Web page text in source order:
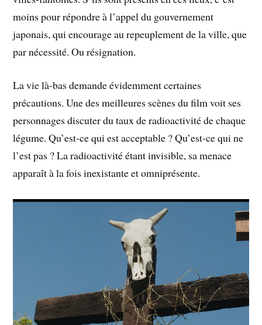
moins pour répondre à l’appel du gouvernement
japonais, qui encourage au repeuplement de la ville, que
par nécessité. Ou résignation.
La vie là-bas demande évidemment certaines
précautions. Une des meilleures scènes du film voit ses
personnages discuter du taux de radioactivité de chaque
légume. Qu’est-ce qui est acceptable ? Qu’est-ce qui ne
l’est pas ? La radioactivité étant invisible, sa menace
apparaît à la fois inexistante et omniprésente.